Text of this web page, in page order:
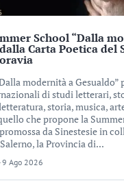
School “Dalla
Carta Poetica del
modernità a Gesualdo”
di studi letterari,
storia, musica,
che propone la
da Sinestesie in
la Provincia di...
9 Ago 2026